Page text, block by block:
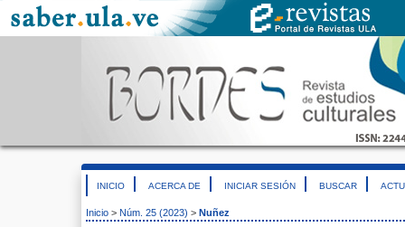
INICIO ACERCA DE INICIAR SESIÓN BUSCAR
Inicio > Núm. 25 (2023) > Nuñez